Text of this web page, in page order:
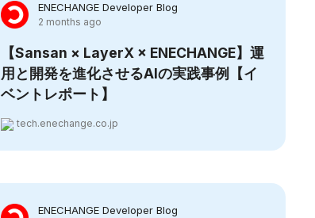
ENECHANGE Developer Blog
2 months ago
【Sansan × LayerX × ENECHANGE】運
用と開発を進化させるAIの実践事例【イ
ベントレポート】
tech.enechange.co.jp
ENECHANGE Developer Blog